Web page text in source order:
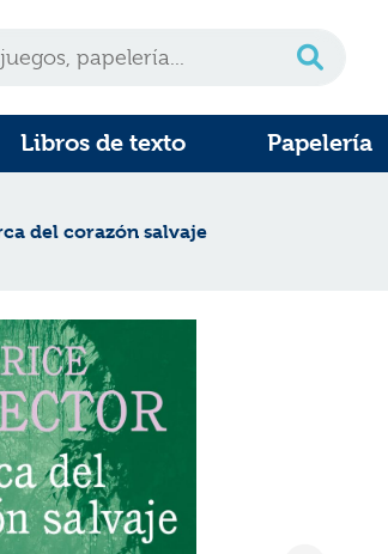
Libros de texto Papelería
del corazón salvaje